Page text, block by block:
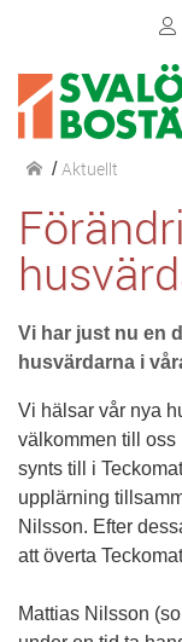
/ Aktuellt
Vi har just nu en
husvärdarna i
Vi hälsar vår nya
välkommen till oss
synts till i
upplärning
Nilsson. Efter
att överta
Mattias Nilsson